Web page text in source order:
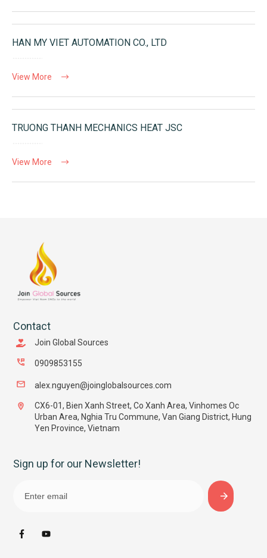
HAN MY VIET AUTOMATION CO., LTD
View More
TRUONG THANH MECHANICS HEAT JSC
View More
Contact
Join Global Sources
0909853155
alex.nguyen@joinglobalsources.com
CX6-01, Bien Xanh Street, Co Xanh Area, Vinhomes Oc
Urban Area, Nghia Tru Commune, Van Giang District, Hung
Yen Province, Vietnam
Sign up for our Newsletter!